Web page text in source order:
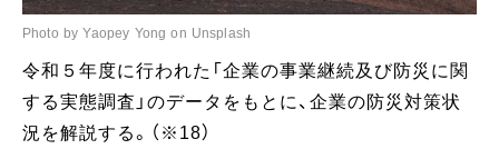
Photo by Yaopey Yong on Unsplash
令和５年度に行われた「企業の事業継続及び防災に関
する実態調査」のデータをもとに、企業の防災対策状
況を解説する。（※18）